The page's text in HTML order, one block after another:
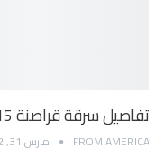
تفاصيل سرقة قراصنة 615 مليون دولار من العملات الرقمية
FROM AMERICA مارس 31, 2022